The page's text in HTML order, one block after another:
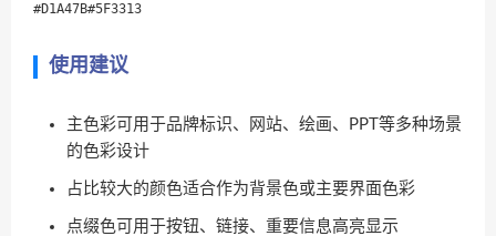
#D1A47B#5F3313
使用建议
主色彩可用于品牌标识、网站、绘画、PPT等多种场景
的色彩设计
占比较大的颜色适合作为背景色或主要界面色彩
点缀色可用于按钮、链接、重要信息高亮显示